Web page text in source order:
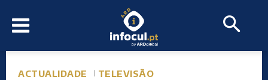
ACTUALIDADE TELEVISÃO